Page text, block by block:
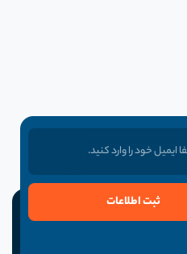
ثبت اطلاعات